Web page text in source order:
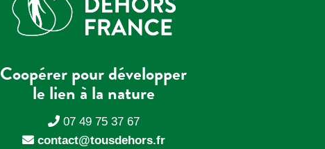
Coopérer pour développer
le lien à la nature
07 49 75 37 67
contact@tousdehors.fr